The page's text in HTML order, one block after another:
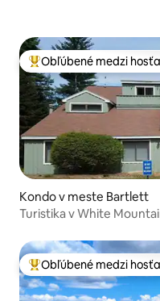
Najobľúbenejšie medzi
Obľúbené medzi
Kondo v meste Bartlett
Turistika v White
Najobľúbenejšie medzi
Obľúbené medzi